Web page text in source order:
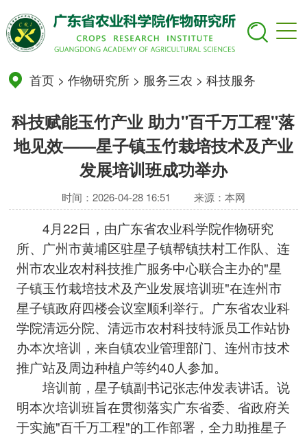
首页 >作物研究所 > 服务三农 >科技服务
科技赋能玉竹产业 助力"百千万工程"落
地见效——星子镇玉竹栽培技术及产业
发展培训班成功举办
时间：2026-04-28 16:51 来源：本网
4月22日，由广东省农业科学院作物研究
所、广州市黄埔区驻星子镇帮镇扶村工作队、连
州市农业农村科技推广服务中心联合主办的"星
子镇玉竹栽培技术及产业发展培训班"在连州市
星子镇政府四楼会议室顺利举行。广东省农业科
学院清远分院、清远市农村科技特派员工作站协
办本次培训，来自镇农业管理部门、连州市技术
推广站及周边种植户等约40人参加。
培训前，星子镇副书记张志仲发表讲话。说
明本次培训班旨在贯彻落实广东省委、省政府关
于实施"百千万工程"的工作部署，全力助推星子